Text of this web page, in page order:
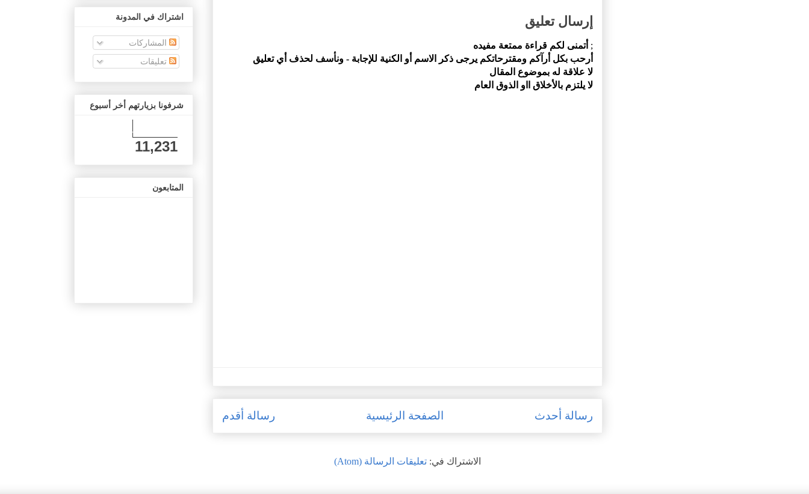
إرسال تعليق
; أتمنى لكم قراءة ممتعة مفيده
أرحب بكل أرآكم ومقترحاتكم يرجى ذكر الاسم أو الكنية للإجابة - ونأسف لحذف أي تعليق
لا علاقة له بموضوع المقال
لا يلتزم بالأخلاق ااو الذوق العام
رسالة أحدث رسالة أقدم الصفحة الرئيسية
الاشتراك في: تعليقات الرسالة (Atom)
اشتراك في المدونة
المشاركات
تعليقات
شرفونا بزيارتهم أخر أسبوع
11,231
المتابعون